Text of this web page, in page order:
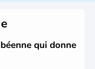
autonomie. Le pays
a vu naître dans tous
en passant par la
Thomas Mann,
partie.
qui donne